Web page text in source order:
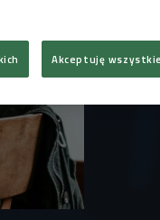
Akceptuję wszystkie